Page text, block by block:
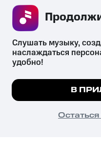
психотропных веществ, их
их незаконный оборот
законодательством
© 2026 ООО «КИОН».
Все права защищены
Мы используем куки,
Подробнее
Слушать музыку,
наслаждаться
удобно!
В